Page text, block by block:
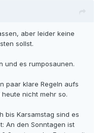
aber leider keine
sollst.
und es rumposaunen.
paar klare Regeln aufs
nicht mehr so.
bis Karsamstag sind es
An den Sonntagen ist